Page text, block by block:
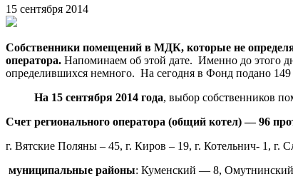
15 сентября 2014
Собственники помещений в МДК, которые не
оператора. Напоминаем об этой дате. Именно до этого
определившихся немного. На сегодня в Фонд подано
На 15 сентября 2014 года, выбор собственников
Счет регионального оператора (общий котел) — 96
г. Вятские Поляны – 45, г. Киров – 19, г. Котельнич- 1, г.
муниципальные районы: Куменский — 8,